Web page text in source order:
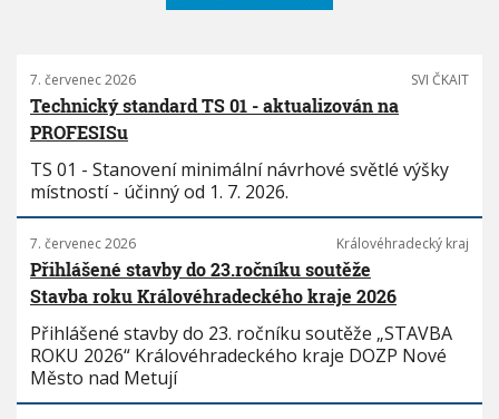
7. červenec 2026 SVI ČKAIT
Technický standard TS 01 - aktualizován na
PROFESISu
TS 01 - Stanovení minimální návrhové světlé výšky
místností - účinný od 1. 7. 2026.
7. červenec 2026 Královéhradecký kraj
Přihlášené stavby do 23.ročníku soutěže
Stavba roku Královéhradeckého kraje 2026
Přihlášené stavby do 23. ročníku soutěže „STAVBA
ROKU 2026“ Královéhradeckého kraje DOZP Nové
Město nad Metují